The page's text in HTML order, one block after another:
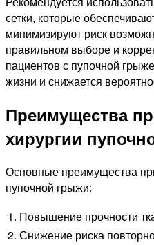
сетки, которые
минимизируют риск
правильном выборе и
пациентов с пупочной
жизни и снижается
Преимущества
хирургии
Основные преимущества
пупочной грыжи:
1. Повышение прочности
2. Снижение риска